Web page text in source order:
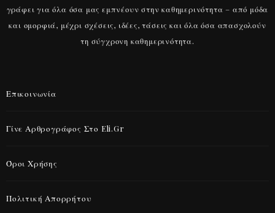
γράφει για όλα όσα μας εμπνέουν στην καθημερινότητα – από μόδα
και ομορφιά, μέχρι σχέσεις, ιδέες, τάσεις και όλα όσα απασχολούν
τη σύγχρονη καθημερινότητα.
Επικοινωνία
Γίνε Αρθρογράφος Στο Eli.gr
Όροι Χρήσης
Πολιτική Απορρήτου